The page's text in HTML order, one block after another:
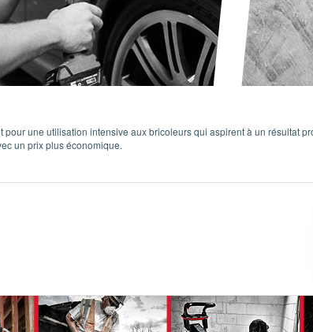
pour une utilisation intensive aux bricoleurs qui aspirent à un résultat
un prix plus économique.